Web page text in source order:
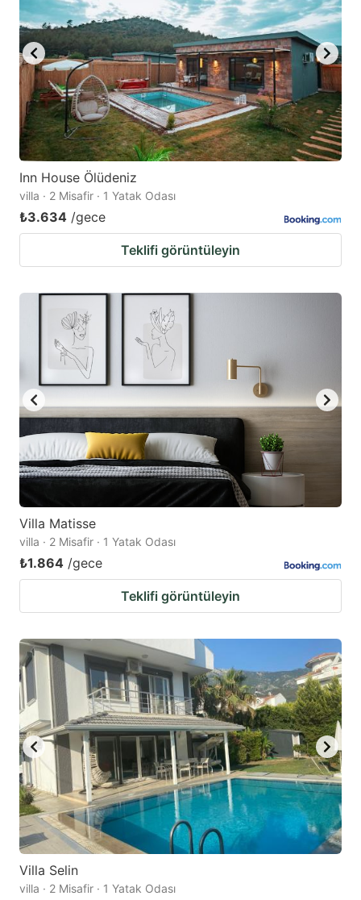
Inn House Ölüdeniz
villa · 2 Misafir · 1 Yatak Odası
₺3.634 /gece
Teklifi görüntüleyin
Villa Matisse
villa · 2 Misafir · 1 Yatak Odası
₺1.864 /gece
Teklifi görüntüleyin
Villa Selin
villa · 2 Misafir · 1 Yatak Odası